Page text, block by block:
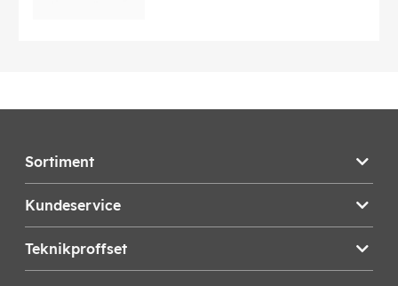
Sortiment
Kundeservice
Teknikproffset